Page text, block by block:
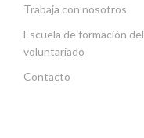
Trabaja con nosotros
Escuela de formación del
voluntariado
Contacto